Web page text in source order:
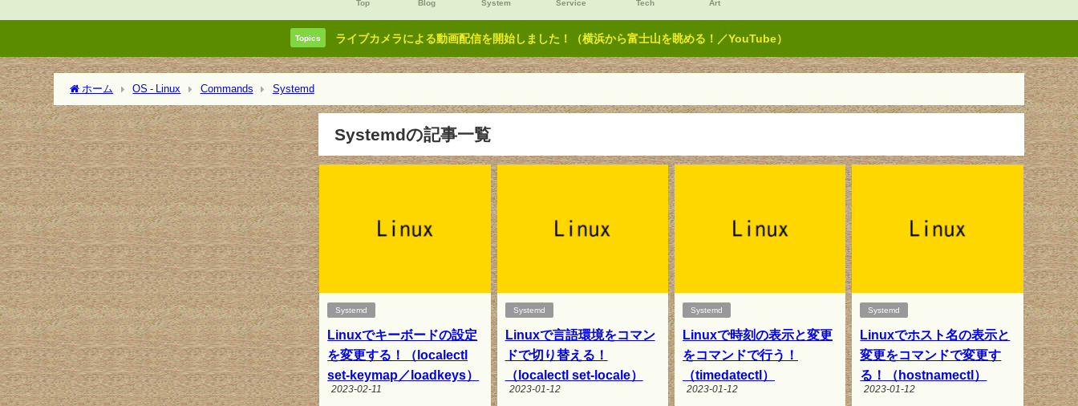
Top Blog System Service Tech Art
Topics ライブカメラによる動画配信を開始しました！（横浜から富士山を眺める！／YouTube）
ホーム OS - Linux Commands Systemd
Systemdの記事一覧
Systemd
Linuxでキーボードの設定
を変更する！（localectl
set-keymap／loadkeys）
2023-02-11
Systemd
Linuxで言語環境をコマン
ドで切り替える！
（localectl set-locale）
2023-01-12
Systemd
Linuxで時刻の表示と変更
をコマンドで行う！
（timedatectl）
2023-01-12
Systemd
Linuxでホスト名の表示と
変更をコマンドで変更す
る！（hostnamectl）
2023-01-12